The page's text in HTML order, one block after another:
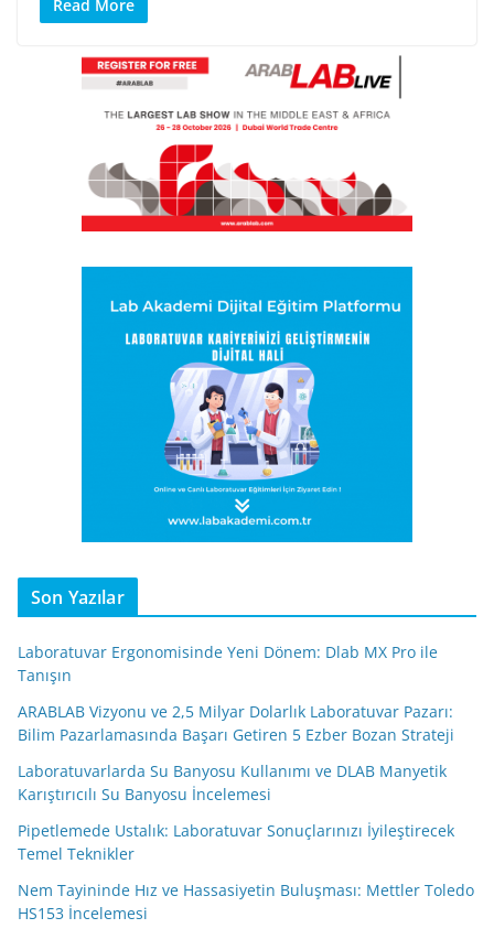
Read More
Son Yazılar
Laboratuvar Ergonomisinde Yeni Dönem: Dlab MX Pro ile
Tanışın
ARABLAB Vizyonu ve 2,5 Milyar Dolarlık Laboratuvar Pazarı:
Bilim Pazarlamasında Başarı Getiren 5 Ezber Bozan Strateji
Laboratuvarlarda Su Banyosu Kullanımı ve DLAB Manyetik
Karıştırıcılı Su Banyosu İncelemesi
Pipetlemede Ustalık: Laboratuvar Sonuçlarınızı İyileştirecek
Temel Teknikler
Nem Tayininde Hız ve Hassasiyetin Buluşması: Mettler Toledo
HS153 İncelemesi